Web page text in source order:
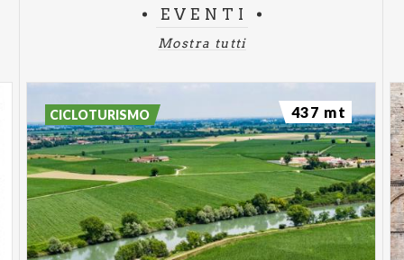
EVENTI
Mostra tutti
CICLOTURISMO 437 mt